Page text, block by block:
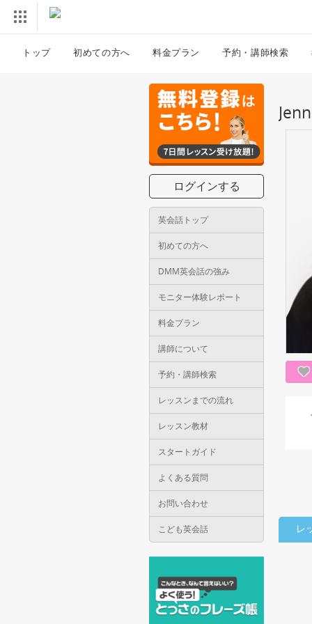
トップ 初めての方へ 料金プラン 予約・講師検索
ログインする
英会話トップ
初めての方へ
DMM英会話の強み
モニター体験レポート
料金プラン
講師について
予約・講師検索
レッスンまでの流れ
レッスン教材
スタートガイド
よくある質問
お問い合わせ
こども英会話 レ